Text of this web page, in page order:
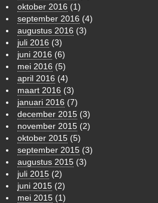
oktober 2016 (1)
september 2016 (4)
augustus 2016 (3)
juli 2016 (3)
juni 2016 (6)
mei 2016 (5)
april 2016 (4)
maart 2016 (3)
januari 2016 (7)
december 2015 (3)
november 2015 (2)
oktober 2015 (5)
september 2015 (3)
augustus 2015 (3)
juli 2015 (2)
juni 2015 (2)
mei 2015 (1)